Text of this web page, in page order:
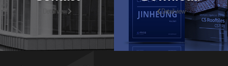
Detail view Detail view